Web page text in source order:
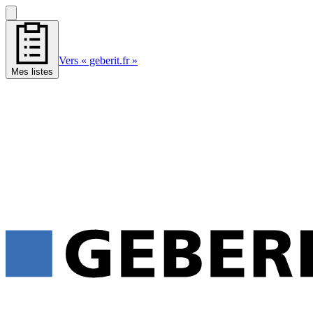
Mes listes
Vers « geberit.fr »